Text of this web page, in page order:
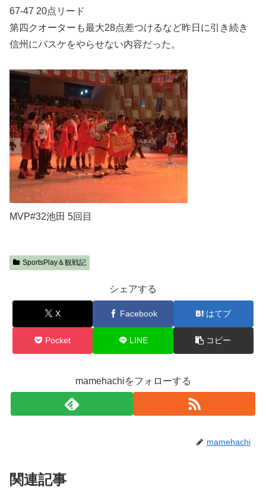
67-47 20点リード
第四クオーターも最大28点差つけるなど昨日に引き続き
信州にバスケをやらせない内容だった。
MVP#32池田 5回目
SportsPlay＆観戦記
シェアする
X Facebook はてブ
Pocket LINE コピー
mamehachiをフォローする
mamehachi
関連記事